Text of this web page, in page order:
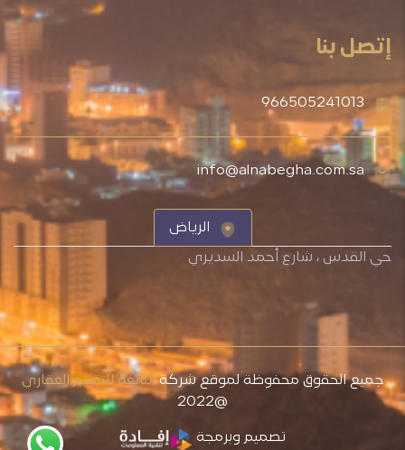
إتصل بنا
966505241013
info@alnabegha.com.sa
الرياض
حي القدس ، شارع أحمد السديري
جميع الحقوق محفوظة لموقع شركةالنابغة للتقييم العقاري
@2022
تصميم وبرمجة